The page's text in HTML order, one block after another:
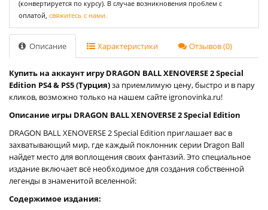
(конвертируется по курсу). В случае возникновения проблем с
оплатой, свяжитесь с нами.
Описание Характеристики Отзывов (0)
Купить на аккаунт игру DRAGON BALL XENOVERSE 2 Special
Edition PS4 & PS5 (Турция)за приемлимую цену, быстро и в пару
кликов, возможно только на нашем сайте igronovinka.ru!
Описание игры DRAGON BALL XENOVERSE 2 Special Edition
DRAGON BALL XENOVERSE 2 Special Edition приглашает вас в
захватывающий мир, где каждый поклонник серии Dragon Ball
найдет место для воплощения своих фантазий. Это специальное
издание включает всё необходимое для создания собственной
легенды в знаменитой вселенной:
Содержимое издания: